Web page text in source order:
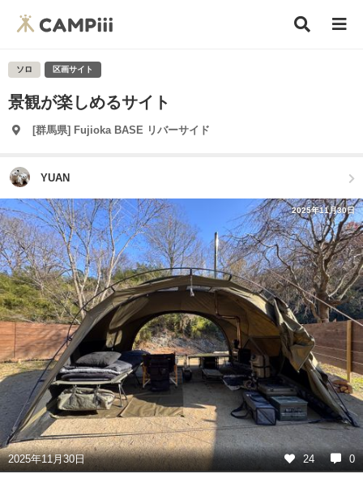
ソロ 区画サイト
景観が楽しめるサイト
[群馬県] Fujioka BASE リバーサイド
YUAN
2025年11月30日
2025年11月30日 24 0